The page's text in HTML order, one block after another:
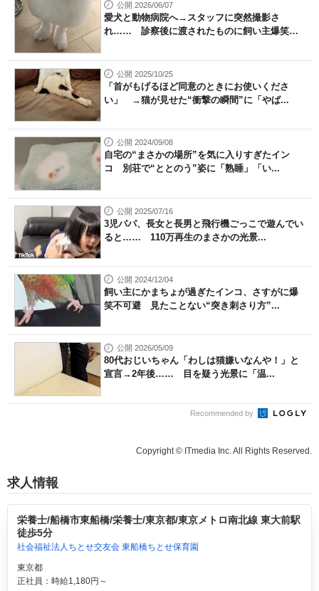
公開 2026/06/07
愛犬と動物病院へ→スタッフに突然撮影さ
れ…… 診察後に渡されたものに飼い主爆笑
公開 2025/10/25
「首がもげるほど同意のときにお使いくださ
い」 →猫が見せた“衝撃の瞬間”に「やば...
公開 2024/09/08
自宅の“まさかの場所”を気に入りすぎたイン
コ 別荘で“ととのう”姿に「熟睡」「い...
公開 2025/07/16
3児パパ、長女と長男と飛行機ごっこで遊んでい
ると…… 110万再生のまさかの光景...
公開 2024/12/04
飼い主にかまちょが過ぎたインコ、さすがに爆
笑不可避 見たことない“突き刺さり方”...
公開 2026/05/09
80代おじいちゃん「わしは猫嫌いなんや！」と
宣言→2年後…… 目を疑う光景に「温...
Recommended by
Copyright © ITmedia Inc. All Rights Reserved.
求人情報
栄養士/船橋市東船橋/栄養士/東京都/東京メトロ南北線 東大前駅
徒歩5分
社会福祉法人ちとせ交友会 東船橋ちとせ保育園
東京都
正社員：時給1,180円～